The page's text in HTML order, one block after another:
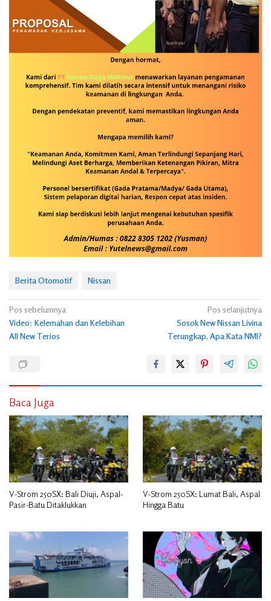
Berita Otomotif Nissan
Navigasi
pos
Pos sebelumnya
Video: Kelemahan dan Kelebihan
All New Terios
Pos selanjutnya
Sosok New Nissan Livina
Terungkap, Apa Kata NMI?
Baca Juga
V-Strom 250SX: Bali Diuji, Aspal-
Pasir-Batu Ditaklukkan
V-Strom 250SX: Lumat Bali, Aspal
Hingga Batu